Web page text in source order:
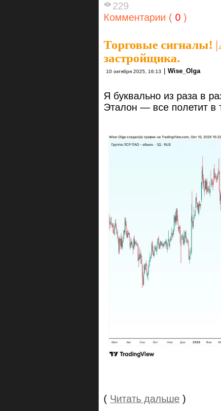
229
Комментарии ( 0 )
Торговые сигналы! |
застройщика.
10 октября 2025, 16:13 Wise_Olga
Я буквально из раза в
Эталон — все полетит в
( Читать дальше )